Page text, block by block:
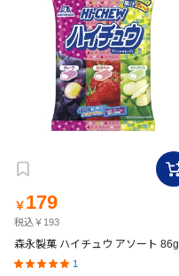
￥ 179
税込￥193
森永製菓 ハイチュウ アソート 86g
1